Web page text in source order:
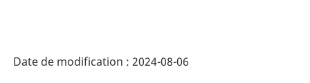
classification
Date de modification : 2024-08-06